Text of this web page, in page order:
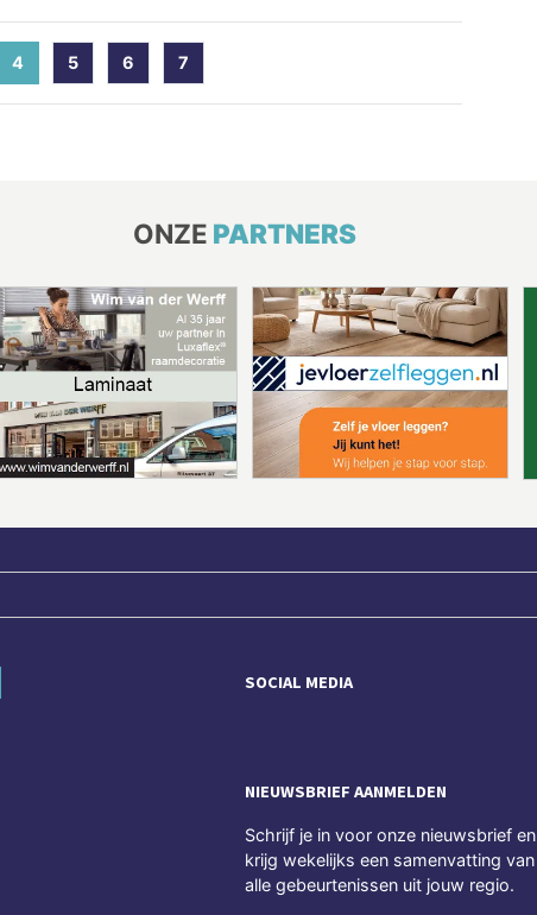
4 (current)
5 6 7
ONZE PARTNERS
SOCIAL MEDIA
NIEUWSBRIEF AANMELDEN
Schrijf je in voor onze nieuwsbrief en
krijg wekelijks een samenvatting van
alle gebeurtenissen uit jouw regio.